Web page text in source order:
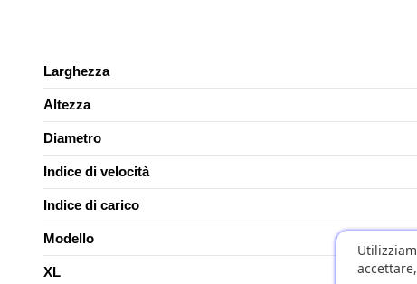
Larghezza
Altezza
Diametro
Indice di velocità
Indice di carico
Modello
XL